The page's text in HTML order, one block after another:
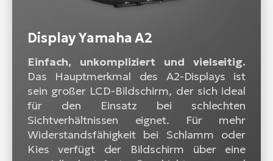
Display Yamaha A2
Einfach, unkompliziert und vielseitig.
Das Hauptmerkmal des A2-Displays ist
sein großer LCD-Bildschirm, der sich ideal
für den Einsatz bei schlechten
Sichtverhältnissen eignet. Für mehr
Widerstandsfähigkeit bei Schlamm oder
Kies verfügt der Bildschirm über eine